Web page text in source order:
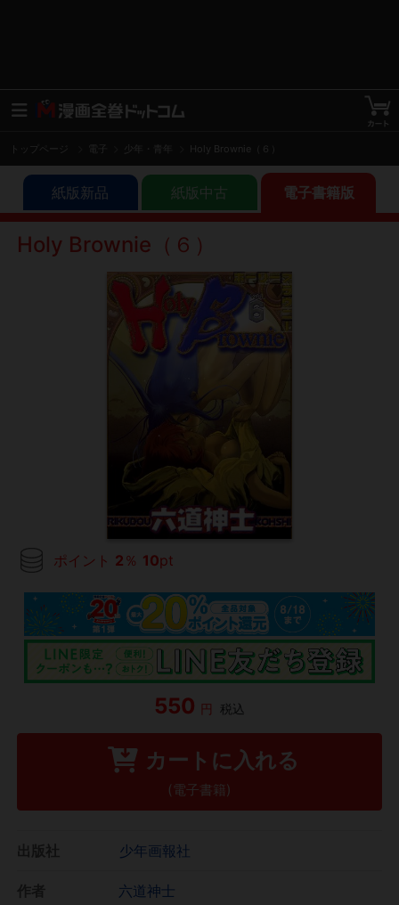
トップページ 少年・青年 Holy Brownie（６）
紙版新品 紙版中古 電子書籍版
Holy Brownie（６）
ポイント 2 ％ 10pt
550 円 税込
カートに入れる
(電子書籍)
少年画報社
六道神士